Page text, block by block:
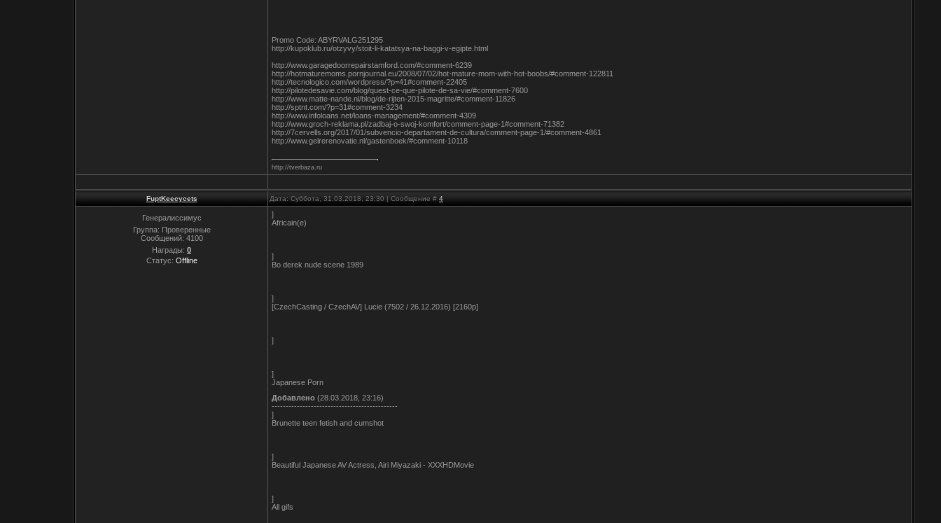
Promo Code: ABYRVALG251295
http://kupoklub.ru/otzyvy/stoit-li-katatsya-na-baggi-v-egipte.html
http://www.garagedoorrepairstamford.com/#comment-6239
http://hotmaturemoms.pornjournal.eu/2008/07/02/hot-mature-mom-with-hot-boobs/#comment-122811
http://tecnologico.com/wordpress/?p=41#comment-22405
http://pilotedesavie.com/blog/quest-ce-que-pilote-de-sa-vie/#comment-7600
http://www.matte-nande.nl/blog/de-rijten-2015-magritte/#comment-11826
http://sptnt.com/?p=31#comment-3234
http://www.infoloans.net/loans-management/#comment-4309
http://www.groch-reklama.pl/zadbaj-o-swoj-komfort/comment-page-1#comment-71382
http://7cervells.org/2017/01/subvencio-departament-de-cultura/comment-page-1/#comment-4861
http://www.gelrerenovatie.nl/gastenboek/#comment-10118
http://tverbaza.ru
FuptKeecycets Дата: Суббота, 31.03.2018, 23:30 | Сообщение # 4
Генералиссимус
Группа: Проверенные
Сообщений: 4100
Награды: 0
Статус: Offline
]
Africain(e)
]
Bo derek nude scene 1989
]
[CzechCasting / CzechAV] Lucie (7502 / 26.12.2016) [2160p]
]
]
Japanese Porn
Добавлено (28.03.2018, 23:16)
---------------------------------------------
]
Brunette teen fetish and cumshot
]
Beautiful Japanese AV Actress, Airi Miyazaki - XXXHDMovie
]
All gifs